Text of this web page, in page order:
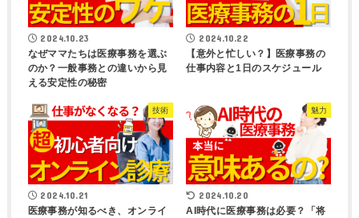
2024.10.23
なぜママたちは医療事務を選ぶ
のか？一般事務との違いから見
える安定性の秘密
2024.10.22
【意外と忙しい？】医療事務の
仕事内容と1日のスケジュール
技術
2024.10.21
医療事務が知るべき、オンライ
魅力
2024.10.20
AI時代に医療事務は必要？「将